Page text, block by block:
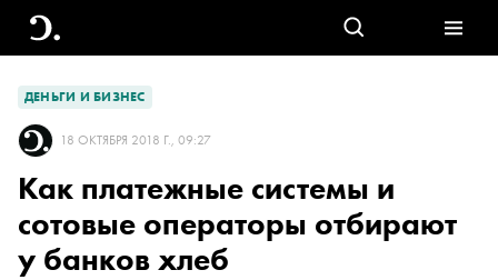
ДЕНЬГИ И БИЗНЕС
18 ОКТЯБРЯ 2018 Г., 09:27
Как платежные системы и
сотовые операторы отбирают
у банков хлеб